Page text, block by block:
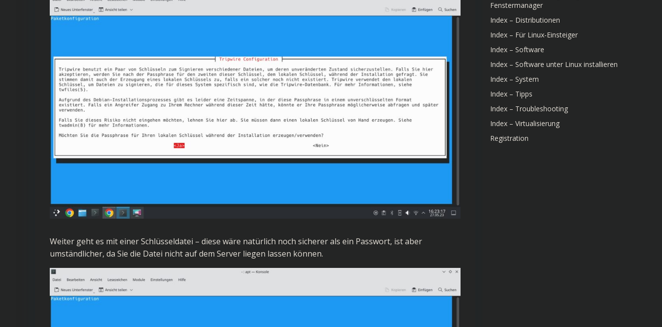
Weiter geht es mit einer Schlüsseldatei – diese wäre natürlich noch sicherer als ein Passwort, ist aber
umständlicher, da Sie die Datei nicht auf dem Server liegen lassen können.
Fenstermanager
Index – Distributionen
Index – Für Linux-Einsteiger
Index – Software
Index – Software unter Linux installieren
Index – System
Index – Tipps
Index – Troubleshooting
Index – Virtualisierung
Registration